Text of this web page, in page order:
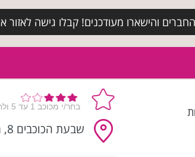
והישארו מעודכנים! קבלו גישה לאזור
שבעת הכוכבים 8, הרצליה